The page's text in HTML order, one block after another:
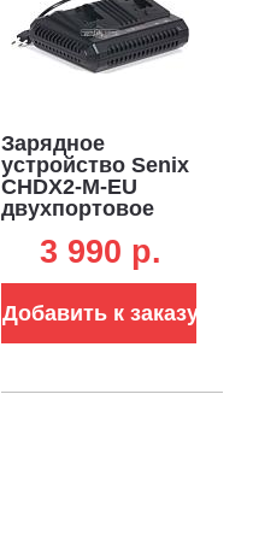
Зарядное
устройство Senix
CHDX2-M-EU
двухпортовое
аккумуляторов
3 990 p.
Добавить к заказу